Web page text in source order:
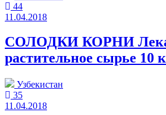
44
11.04.2018
СОЛОДКИ КОРНИ
растительное сырье 10
Узбекистан
35
11.04.2018